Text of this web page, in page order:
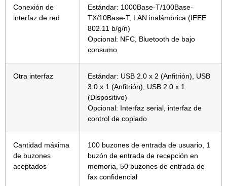
Conexión de
interfaz de red
Estándar: 1000Base-T/100Base-
TX/10Base-T, LAN inalámbrica (IEEE
802.11 b/g/n)
Opcional: NFC, Bluetooth de bajo
consumo
Otra interfaz
Estándar: USB 2.0 x 2 (Anfitrión), USB
3.0 x 1 (Anfitrión), USB 2.0 x 1
(Dispositivo)
Opcional: Interfaz serial, interfaz de
control de copiado
Cantidad máxima
de buzones
aceptados
100 buzones de entrada de usuario, 1
buzón de entrada de recepción en
memoria, 50 buzones de entrada de
fax confidencial